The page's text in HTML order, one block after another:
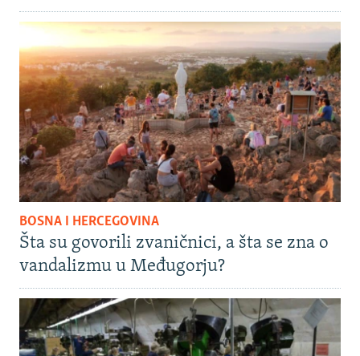
BOSNA I HERCEGOVINA
Šta su govorili zvaničnici, a šta se zna o
vandalizmu u Međugorju?